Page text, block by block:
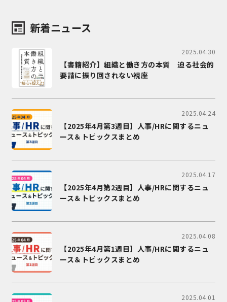
新着ニュース
2025.04.30
【書籍紹介】組織と働き方の本質 迫る社会的
要請に振り回されない視座
2025.04.24
【2025年4月第3週目】人事/HRに関するニュ
ース＆トピックスまとめ
2025.04.17
【2025年4月第2週目】人事/HRに関するニュ
ース＆トピックスまとめ
2025.04.08
【2025年4月第1週目】人事/HRに関するニュ
ース＆トピックスまとめ
2025.04.01